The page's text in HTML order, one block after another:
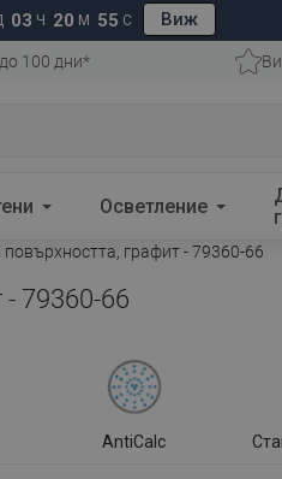
03 Ч 20 М 54 С Виж
100 дни*
Осветление
графит - 79360-66
79360-66
AntiCalc